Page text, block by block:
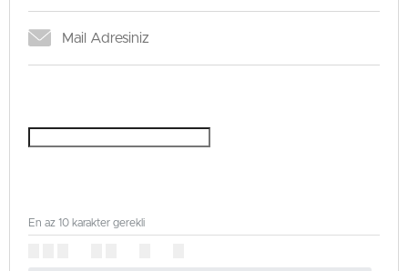
En az 10 karakter gerekli